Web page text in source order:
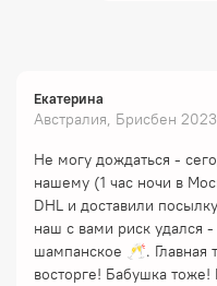
Екатерина
Австралия, Брисбен
Не могу дождаться -
нашему (1 час ночи в
DHL и доставили
наш с вами риск удался -
шампанское 🥂. Главная
восторге! Бабушка